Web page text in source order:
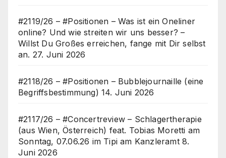
#2119/26 – #Positionen – Was ist ein Oneliner
online? Und wie streiten wir uns besser? –
Willst Du Großes erreichen, fange mit Dir selbst
an. 27. Juni 2026
#2118/26 – #Positionen – Bubblejournaille (eine
Begriffsbestimmung) 14. Juni 2026
#2117/26 – #Concertreview – Schlagertherapie
(aus Wien, Österreich) feat. Tobias Moretti am
Sonntag, 07.06.26 im Tipi am Kanzleramt 8.
Juni 2026